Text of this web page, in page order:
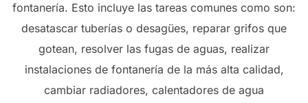
fontanería. Esto incluye las tareas comunes como son:
desatascar tuberías o desagües, reparar grifos que
gotean, resolver las fugas de aguas, realizar
instalaciones de fontanería de la más alta calidad,
cambiar radiadores, calentadores de agua